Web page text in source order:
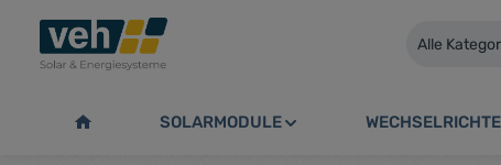
Zur Hauptnavigation springen
Alle
SOLARMODULE